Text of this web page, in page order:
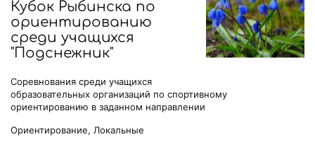
Кубок Рыбинска по
ориентированию
среди учащихся
"Подснежник"
Соревнования среди учащихся
образовательных организаций по спортивному
ориентированию в заданном направлении
Ориентирование, Локальные